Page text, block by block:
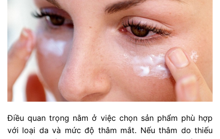
Điều quan trọng nằm ở việc chọn sản phẩm phù hợp
với loại da và mức độ thâm mắt. Nếu thâm do thiếu